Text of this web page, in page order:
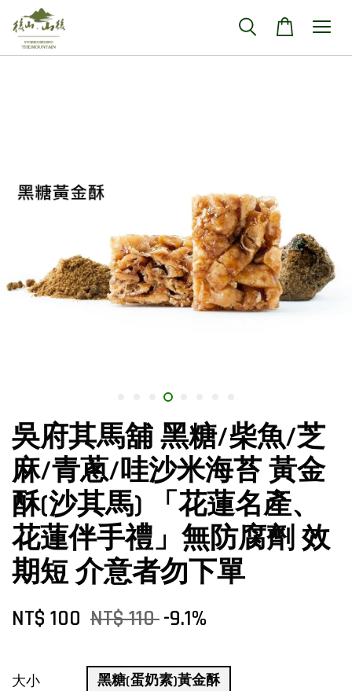
吳府其馬舖 黑糖/柴魚/芝
麻/青蔥/哇沙米海苔 黃金
酥(沙其馬) 「花蓮名產、
花蓮伴手禮」無防腐劑 效
期短 介意者勿下單
NT$ 100 NT$ 110-9.1%
大小
黑糖(蛋奶素)黃金酥